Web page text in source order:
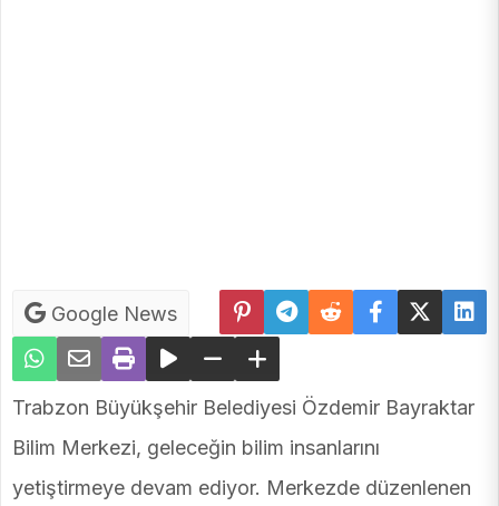
Google News
Trabzon Büyükşehir Belediyesi Özdemir Bayraktar
Bilim Merkezi, geleceğin bilim insanlarını
yetiştirmeye devam ediyor. Merkezde düzenlenen